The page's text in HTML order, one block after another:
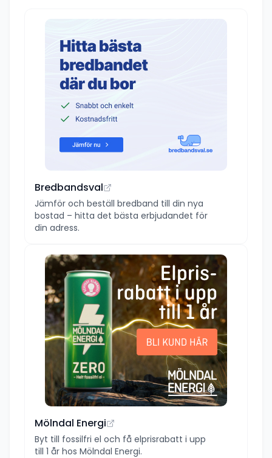
Bredbandsval
Jämför och beställ bredband till din nya
bostad – hitta det bästa erbjudandet för
din adress.
Mölndal Energi
Byt till fossilfri el och få elprisrabatt i upp
till 1 år hos Mölndal Energi.